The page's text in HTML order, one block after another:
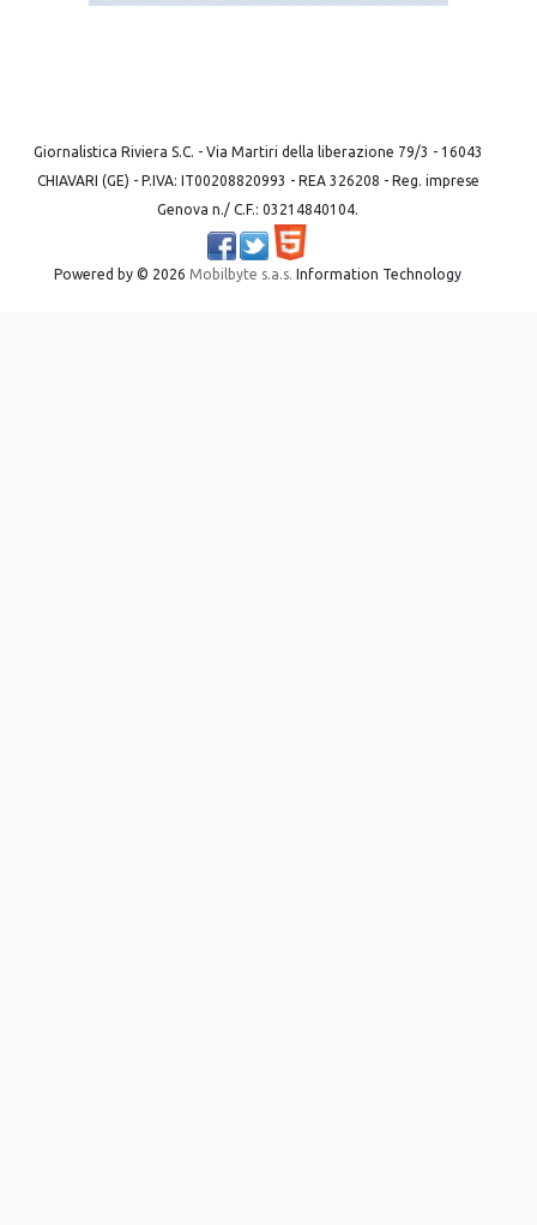
Giornalistica Riviera S.C. - Via Martiri della liberazione 79/3 - 16043
CHIAVARI (GE) - P.IVA: IT00208820993 - REA 326208 - Reg. imprese
Genova n./ C.F.: 03214840104.
Powered by © 2026 Mobilbyte s.a.s. Information Technology